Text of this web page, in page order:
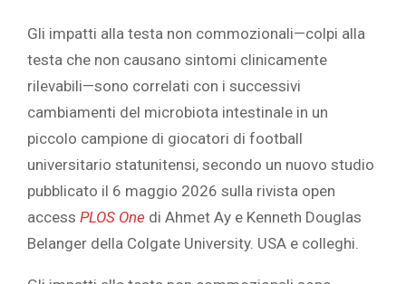
Gli impatti alla testa non commozionali—colpi alla
testa che non causano sintomi clinicamente
rilevabili—sono correlati con i successivi
cambiamenti del microbiota intestinale in un
piccolo campione di giocatori di football
universitario statunitensi, secondo un nuovo studio
pubblicato il 6 maggio 2026 sulla rivista open
access PLOS One di Ahmet Ay e Kenneth Douglas
Belanger della Colgate University. USA e colleghi.